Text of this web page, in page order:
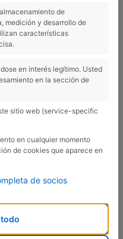
en el sitio web. Todas
al usuario cada vez que
de uso:
EMPORDÀ, S.L., tiene
clientes y al público en
a la empresa y a los
se compromete a la
contenida en la
ninguna responsabilidad
terceras partes en
de
medición y desarrollo de
características
en interés legítimo. Usted
en la sección de
sitio web (service-specific
en cualquier momento
de cookies que aparece en
de socios